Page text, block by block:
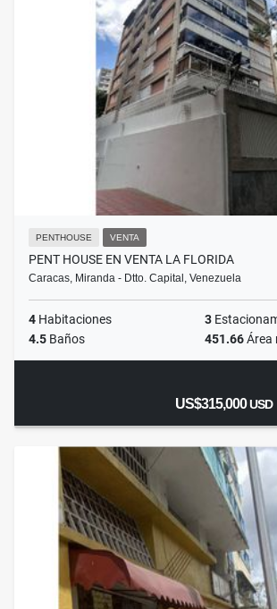
PENTHOUSE VENTA
PENT HOUSE EN VENTA LA FLORIDA
Caracas, Miranda - Dtto. Capital, Venezuela
4 Habitaciones 3
4.5 Baños 451.66Área
US$315,000USD